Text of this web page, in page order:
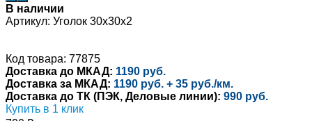
В наличии
Артикул: Уголок 30х30х2
Код товара: 77875
Доставка до МКАД: 1190 руб.
Доставка за МКАД: 1190 руб. + 35 руб./км.
Доставка до ТК (ПЭК, Деловые линии): 990 руб.
Купить в 1 клик